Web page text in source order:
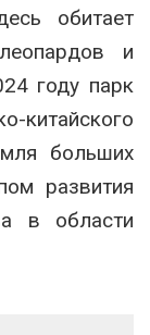
обитает
и
году парк
больших
развития
в области